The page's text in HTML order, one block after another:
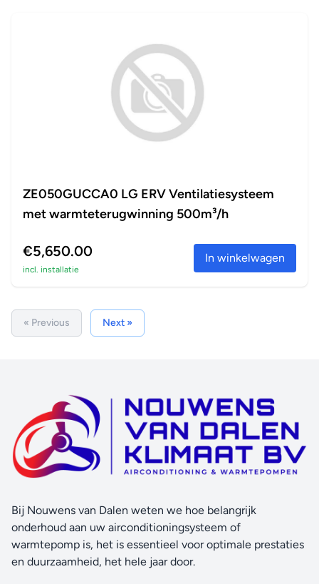
ZE050GUCCA0 LG ERV Ventilatiesysteem
met warmteterugwinning 500m³/h
€5,650.00
incl. installatie
In winkelwagen
« Previous Next »
Bij Nouwens van Dalen weten we hoe belangrijk
onderhoud aan uw airconditioningsysteem of
warmtepomp is, het is essentieel voor optimale prestaties
en duurzaamheid, het hele jaar door.